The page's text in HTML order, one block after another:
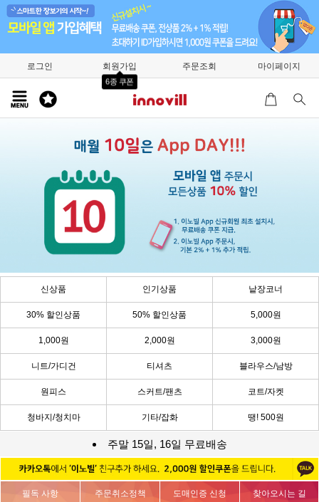
로그인 회원가입
6종 쿠폰
주문조회 마이페이지
신상품 인기상품 낱장코너
30% 할인상품 50% 할인상품 5,000원
1,000원 2,000원 3,000원
니트/가디건 티셔츠 블라우스/남방
원피스 스커트/팬츠 코트/자켓
청바지/청치마 기타/잡화 땡! 500원
주말 15일, 16일 무료배송
필독 사항 주문취소정책 도매인증 신청 찾아오시는 길